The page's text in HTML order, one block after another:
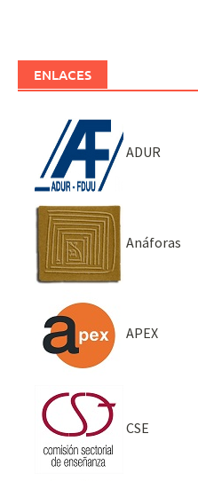
ENLACES
ADUR
Anáforas
APEX
CSE